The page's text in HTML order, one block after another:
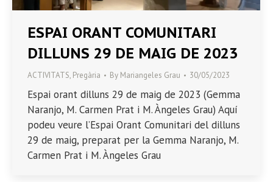
ESPAI ORANT COMUNITARI
DILLUNS 29 DE MAIG DE 2023
ACTIVITATS, Pregària By Mariangeles Grau 30/05/2023
Espai orant dilluns 29 de maig de 2023 (Gemma
Naranjo, M. Carmen Prat i M. Àngeles Grau) Aquí
podeu veure l’Espai Orant Comunitari del dilluns
29 de maig, preparat per la Gemma Naranjo, M.
Carmen Prat i M. Àngeles Grau